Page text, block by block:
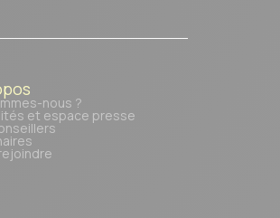
nous ?
et espace presse